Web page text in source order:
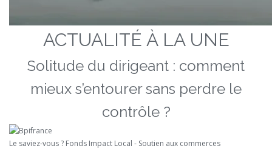
ACTUALITÉ À LA UNE
Solitude du dirigeant : comment
mieux s’entourer sans perdre le
contrôle ?
Le saviez-vous ? Fonds Impact Local - Soutien aux commerces